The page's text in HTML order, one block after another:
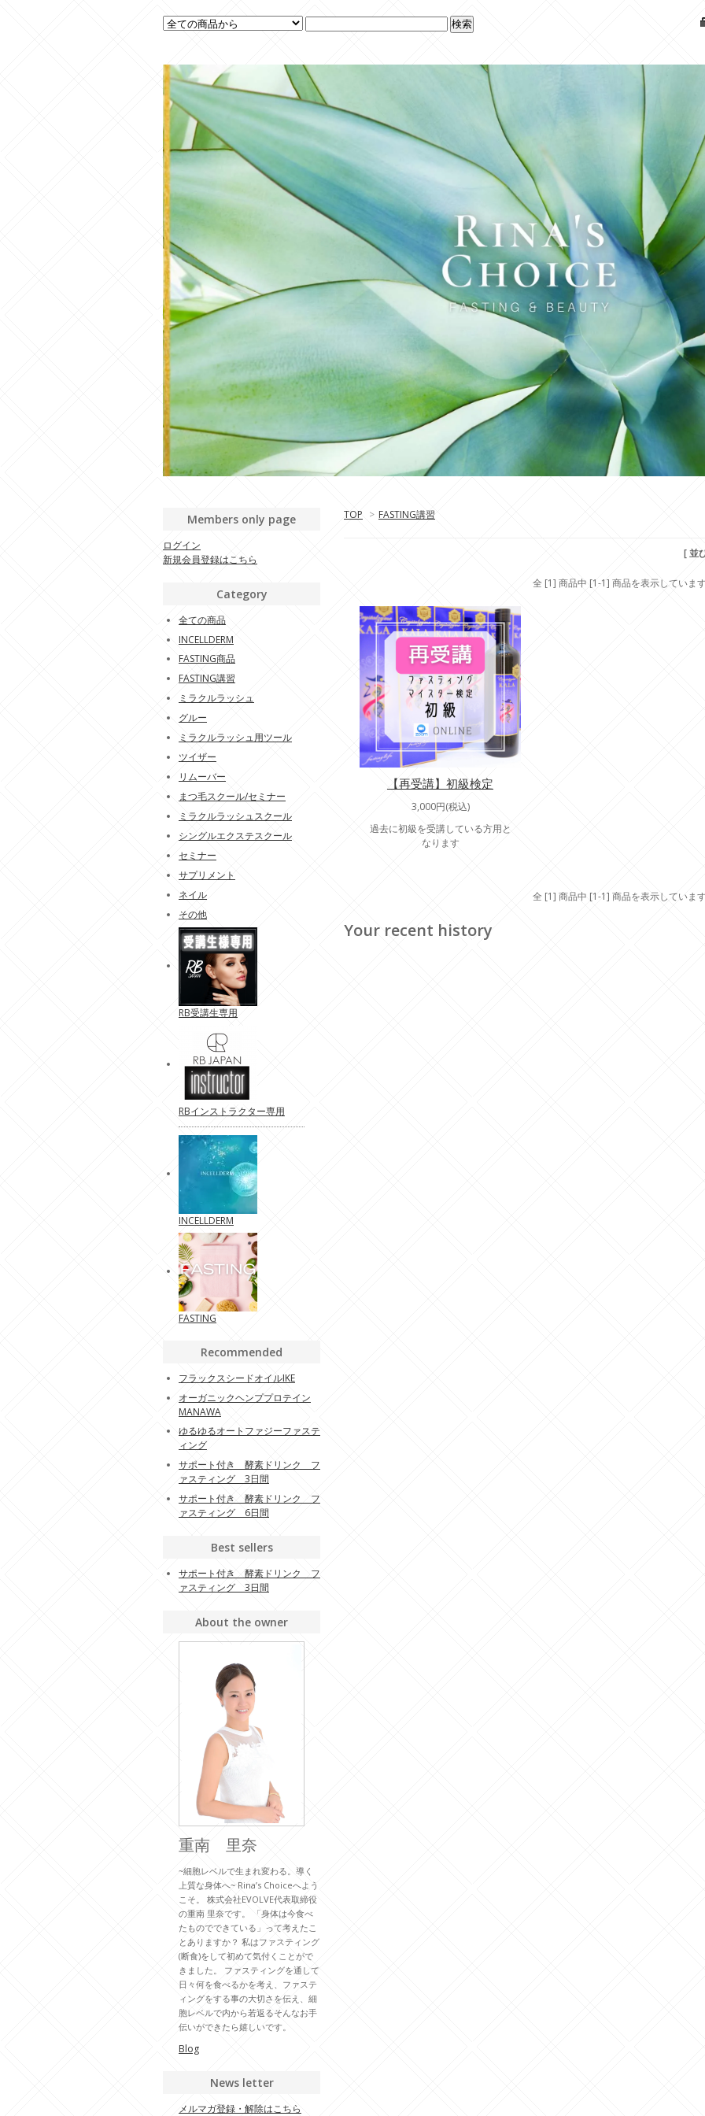
TOP > FASTING講習
[ 並
全 [1] 商品中 [1-1] 商品を表示していま
【再受講】初級検定
3,000円(税込)
過去に初級を受講している方用と
なります
全 [1] 商品中 [1-1] 商品を表示していま
Your recent history
Members only page
ログイン
新規会員登録はこちら
Category
全ての商品
INCELLDERM
FASTING商品
FASTING講習
ミラクルラッシュ
グルー
ミラクルラッシュ用ツール
ツイザー
リムーバー
まつ毛スクール/セミナー
ミラクルラッシュスクール
シングルエクステスクール
セミナー
サプリメント
ネイル
その他
RB受講生専用
RBインストラクター専用
INCELLDERM
FASTING
Recommended
フラックスシードオイルIKE
オーガニックヘンププロテイン
MANAWA
ゆるゆるオートファジーファステ
ィング
サポート付き 酵素ドリンク フ
ァスティング 3日間
サポート付き 酵素ドリンク フ
ァスティング 6日間
Best sellers
サポート付き 酵素ドリンク フ
ァスティング 3日間
About the owner
重南 里奈
~細胞レベルで生まれ変わる。導く
上質な身体へ~ Rina’s Choiceへよう
こそ。 株式会社EVOLVE代表取締役
の重南 里奈です。 「身体は今食べ
たものでできている」って考えたこ
とありますか？ 私はファスティング
(断食)をして初めて気付くことがで
きました。 ファスティングを通して
日々何を食べるかを考え、ファステ
ィングをする事の大切さを伝え、細
胞レベルで内から若返るそんなお手
伝いができたら嬉しいです。
Blog
News letter
メルマガ登録・解除はこちら